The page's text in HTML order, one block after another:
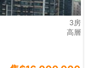
3房
高層